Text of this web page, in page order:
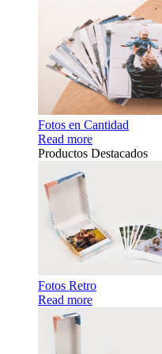
Fotos en Cantidad
Read more
Productos Destacados
Fotos Retro
Read more